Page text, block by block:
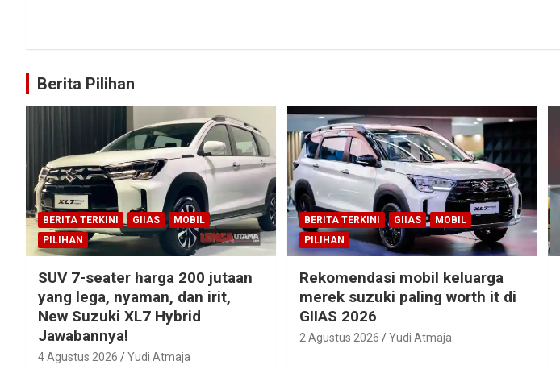
Berita Pilihan
BERITA TERKINI GIIAS
MOBIL
PILIHAN
SUV 7-seater harga 200 jutaan
yang lega, nyaman, dan irit,
New Suzuki XL7 Hybrid
Jawabannya!
4 Agustus 2026 Yudi Atmaja
BERITA TERKINI GIIAS
MOBIL
PILIHAN
Rekomendasi mobil keluarga
merek suzuki paling worth it di
GIIAS 2026
2 Agustus 2026 Yudi Atmaja